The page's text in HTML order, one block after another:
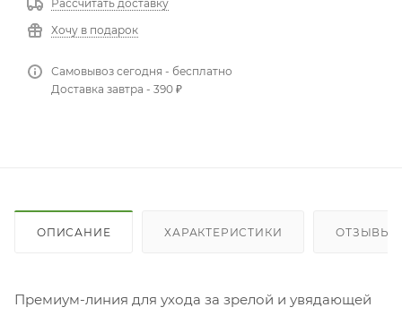
Рассчитать доставку
Хочу в подарок
Самовывоз сегодня - бесплатно
Доставка завтра - 390 ₽
ОПИСАНИЕ ХАРАКТЕРИСТИКИ ОТЗЫВЫ
Премиум-линия для ухода за зрелой и увядающей